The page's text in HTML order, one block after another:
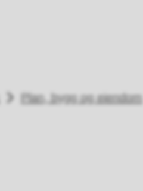
Plan, bygg og eiendom